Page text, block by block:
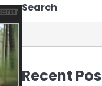
Search
Recent